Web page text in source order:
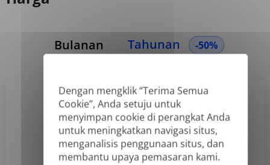
Dengan mengklik “Terima Semua
Cookie”, Anda setuju untuk
menyimpan cookie di perangkat Anda
untuk meningkatkan navigasi situs,
menganalisis penggunaan situs, dan
membantu upaya pemasaran kami.
Bulanan Tahunan -50%
Basic
US$3,99
/bulan